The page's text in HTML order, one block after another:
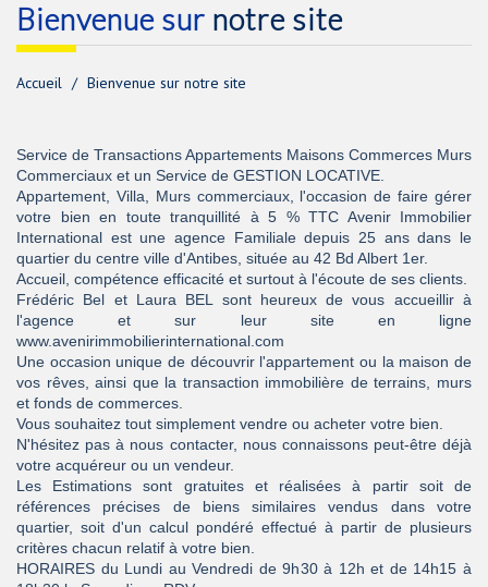
bienvenue sur notre site
Accueil Bienvenue sur notre site
Service de Transactions Appartements Maisons Commerces Murs
Commerciaux et un Service de GESTION LOCATIVE.
Appartement, Villa, Murs commerciaux, l'occasion de faire gérer
votre bien en toute tranquillité à 5 % TTC Avenir Immobilier
International est une agence Familiale depuis 25 ans dans le
quartier du centre ville d'Antibes, située au 42 Bd Albert 1er.
Accueil, compétence efficacité et surtout à l'écoute de ses clients.
Frédéric Bel et Laura BEL sont heureux de vous accueillir à
l'agence et sur leur site en ligne
www.avenirimmobilierinternational.com
Une occasion unique de découvrir l'appartement ou la maison de
vos rêves, ainsi que la transaction immobilière de terrains, murs
et fonds de commerces.
Vous souhaitez tout simplement vendre ou acheter votre bien.
N'hésitez pas à nous contacter, nous connaissons peut-être déjà
votre acquéreur ou un vendeur.
Les Estimations sont gratuites et réalisées à partir soit de
références précises de biens similaires vendus dans votre
quartier, soit d'un calcul pondéré effectué à partir de plusieurs
critères chacun relatif à votre bien.
HORAIRES du Lundi au Vendredi de 9h30 à 12h et de 14h15 à